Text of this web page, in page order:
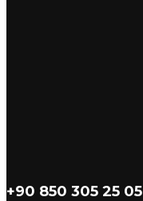
+90 850 305 25 05